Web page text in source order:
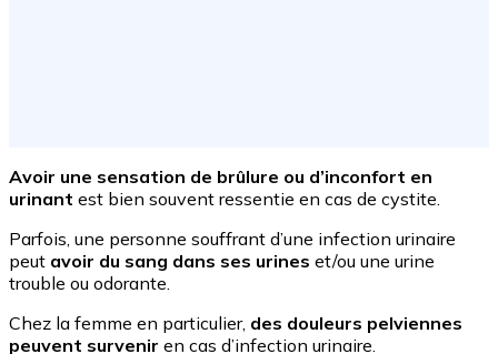
Avoir une sensation de brûlure ou d’inconfort en
urinant est bien souvent ressentie en cas de cystite.
Parfois, une personne souffrant d’une infection urinaire
peut avoir du sang dans ses urines et/ou une urine
trouble ou odorante.
Chez la femme en particulier, des douleurs pelviennes
peuvent survenir en cas d’infection urinaire.